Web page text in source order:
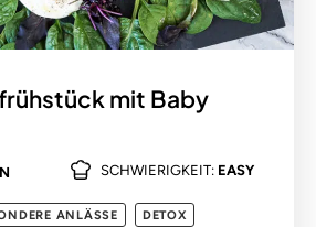
mit Baby
SCHWIERIGKEIT: EASY
ANLÄSSE
DETOX